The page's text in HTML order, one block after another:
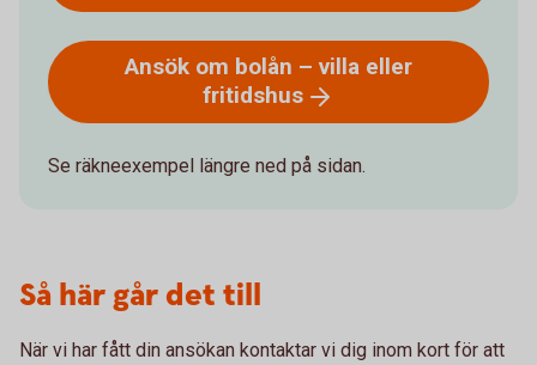
Ansök om bolån – villa eller
fritidshus
Se räkneexempel längre ned på sidan.
Så här går det till
När vi har fått din ansökan kontaktar vi dig inom kort för att